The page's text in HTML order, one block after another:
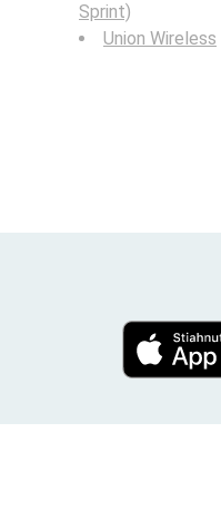
Sprint)
Union Wireless